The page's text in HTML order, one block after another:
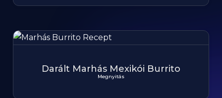
Darált Marhás Mexikói Burrito
Megnyitás